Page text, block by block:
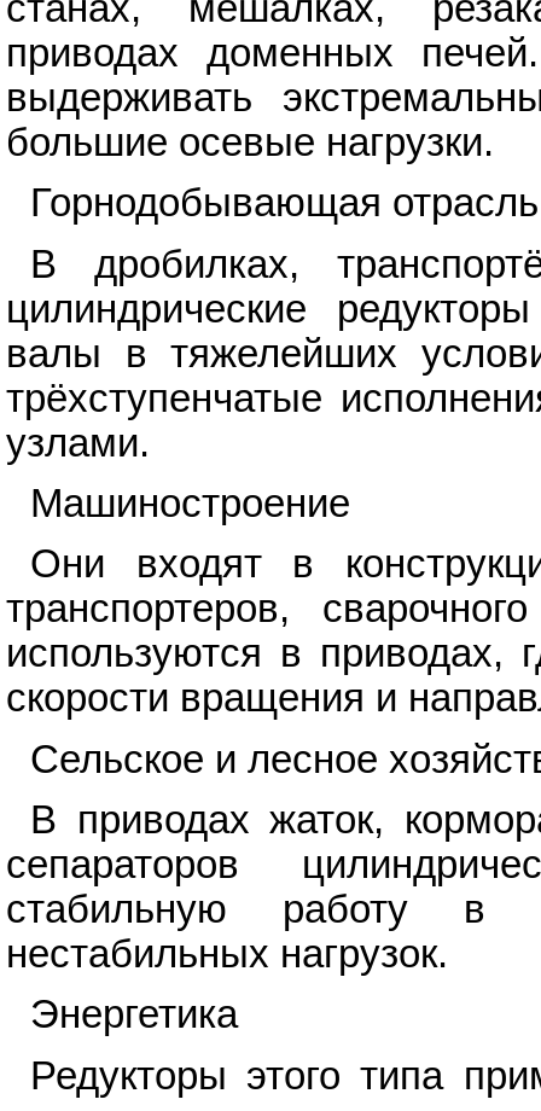
приводах доменных
выдерживать
большие осевые нагрузки.
Горнодобывающая отрасль
В дробилках,
цилиндрические
валы в тяжелейших
трёхступенчатые
узлами.
Машиностроение
Они входят в
транспортеров,
используются в приводах,
скорости вращения и
Сельское и лесное
В приводах жаток,
сепараторов
стабильную работу в
нестабильных нагрузок.
Энергетика
Редукторы этого типа